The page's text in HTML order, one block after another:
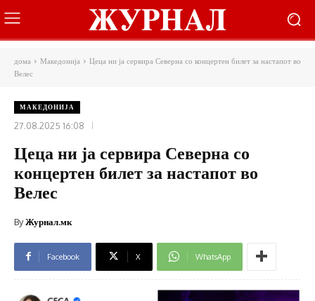
дома Македонија
Цеца ни ја сервира Северна со концертен билет за настапот во
Велес
МАКЕДОНИЈА
27.08.2025 16:08
Цеца ни ја сервира Северна со
концертен билет за настапот во
Велес
ByЖурнал.мк
Facebook X WhatsApp